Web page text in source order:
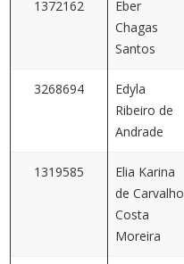
1372162
Eber
Chagas
Santos
3268694
Edyla
Ribeiro de
Andrade
1319585
Elia Karina
de Carvalho
Costa
Moreira